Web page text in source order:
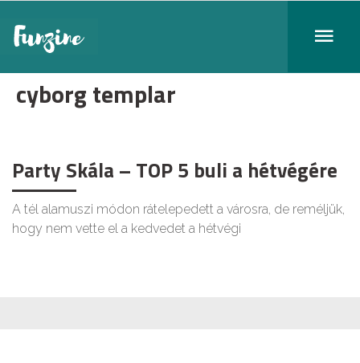
cyborg templar
Party Skála – TOP 5 buli a hétvégére
A tél alamuszi módon rátelepedett a városra, de reméljük,
hogy nem vette el a kedvedet a hétvégi